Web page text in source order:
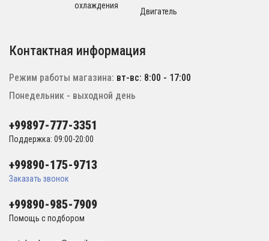
охлаждения
Двигатель
Контактная информация
Режим работы магазина: вт-вс: 8:00 - 17:00
Понедельник - выходной день
+99897-777-3351
Поддержка: 09:00-20:00
+99890-175-9713
Заказать звонок
+99890-985-7909
Помощь с подбором